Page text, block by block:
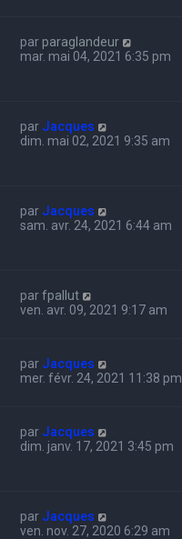
par paraglandeur
mar. mai 04, 2021 6:35 pm
par Jacques
dim. mai 02, 2021 9:35 am
par Jacques
sam. avr. 24, 2021 6:44 am
parfpallut
ven. avr. 09, 2021 9:17 am
par Jacques
mer. févr. 24, 2021 11:38 pm
par Jacques
dim. janv. 17, 2021 3:45 pm
par Jacques
ven. nov. 27, 2020 6:29 am